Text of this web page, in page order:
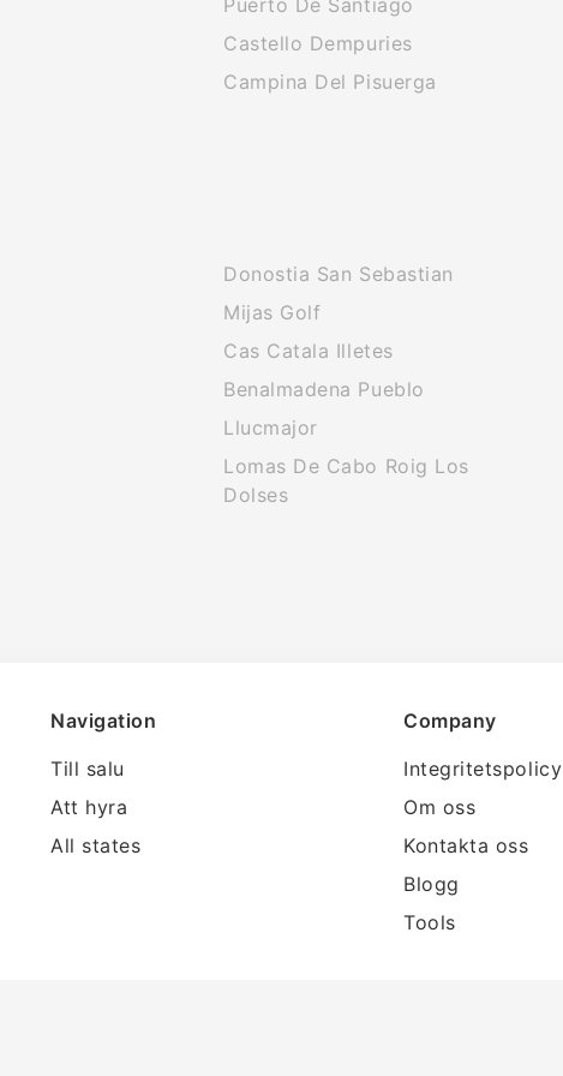
Puerto De Santiago
Castello Dempuries
Campina Del Pisuerga
Donostia San Sebastian
Mijas Golf
Cas Catala Illetes
Benalmadena Pueblo
Llucmajor
Lomas De Cabo Roig Los
Dolses
Navigation
Till salu
Att hyra
All states
Company
Integritetspolicy
Om oss
Kontakta oss
Blogg
Tools